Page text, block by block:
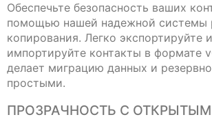
Обеспечьте безопасность ваших
помощью нашей надежной системы
копирования. Легко экспортируйте
импортируйте контакты в формате
делает миграцию данных и
простыми.
ПРОЗРАЧНОСТЬ С